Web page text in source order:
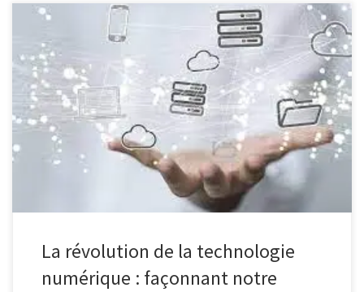
La technologie numérique : une révolution qui façonne notre
monde La technologie numérique est omniprésente dans notre
société moderne. Des smartphones aux ordinateurs, en passant
par les objets connectés et les réseaux sociaux, elle a transformé
la façon dont nous interagissons, travaillons et vivons. Cette
révolution technologique a apporté de […]
La révolution de la technologie
numérique : façonnant notre